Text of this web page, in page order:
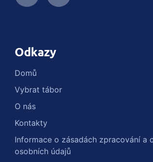
Odkazy
Domů
Vybrat tábor
O nás
Kontakty
Informace o zásadách zpracování a
osobních údajů